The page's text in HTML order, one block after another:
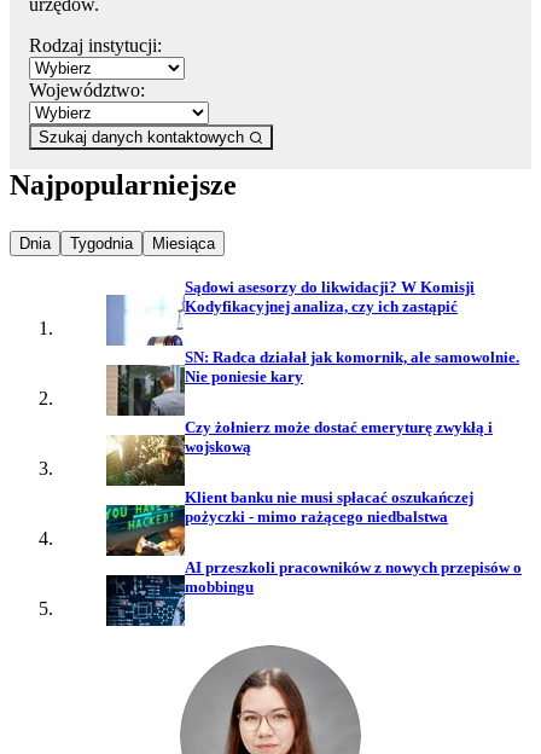
Rodzaj instytucji:
Województwo:
Szukaj danych kontaktowych
Najpopularniejsze
Najpopularniejsze wiadomości z
Dnia Najpopularniejsze wiadomości z
Tygodnia Najpopularniejsze wiadomości z
Miesiąca
Sądowi asesorzy do likwidacji? W Komisji
Kodyfikacyjnej analiza, czy ich zastąpić
SN: Radca działał jak komornik, ale samowolnie.
Nie poniesie kary
Czy żołnierz może dostać emeryturę zwykłą i
wojskową
Klient banku nie musi spłacać oszukańczej
pożyczki - mimo rażącego niedbalstwa
AI przeszkoli pracowników z nowych przepisów o
mobbingu